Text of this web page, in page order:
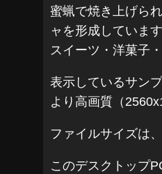
蜜蝋で焼き上げら
ャを形成しています
スイーツ・洋菓子
表示しているサン
より高画質（
ファイルサイズは
このデスクトップ